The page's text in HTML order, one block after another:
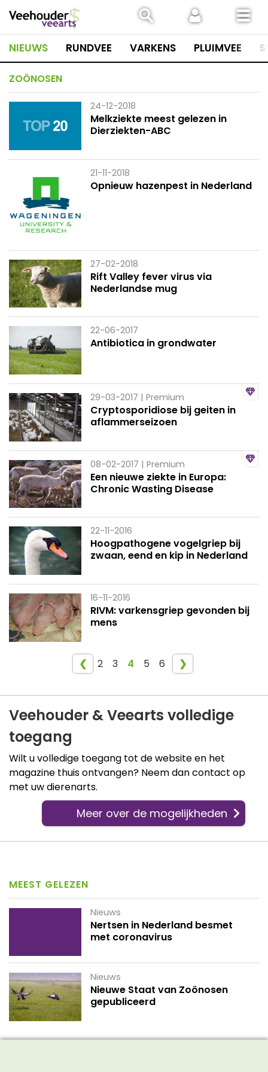
naar
inhoud
NIEUWS RUNDVEE VARKENS PLUIMVEE
ZOÖNOSEN
24-12-2018
Melkziekte meest gelezen in
Dierziekten-ABC
21-11-2018
Opnieuw hazenpest in Nederland
27-02-2018
Rift Valley fever virus via
Nederlandse mug
22-06-2017
Antibiotica in grondwater
29-03-2017 | Premium
Cryptosporidiose bij geiten in
aflammerseizoen
08-02-2017 | Premium
Een nieuwe ziekte in Europa:
Chronic Wasting Disease
22-11-2016
Hoogpathogene vogelgriep bij
zwaan, eend en kip in Nederland
16-11-2016
RIVM: varkensgriep gevonden bij
mens
❮ 2 3 4 5 6 ❯
Veehouder & Veearts volledige
toegang
Wilt u volledige toegang tot de website en het
magazine thuis ontvangen? Neem dan contact op
met uw dierenarts.
Meer over de mogelijkheden
MEEST GELEZEN
Nieuws
Nertsen in Nederland besmet
met coronavirus
Nieuws
Nieuwe Staat van Zoönosen
gepubliceerd